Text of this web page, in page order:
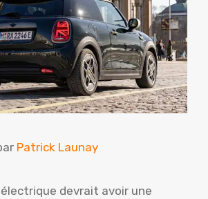
Patrick Launay
devrait avoir une